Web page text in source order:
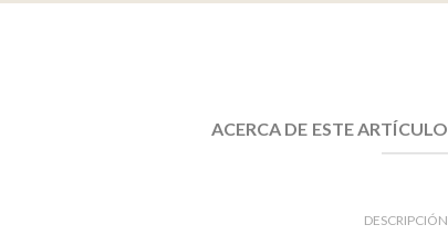
ACERCA DE ESTE ARTÍCULO
DESCRIPCIÓN